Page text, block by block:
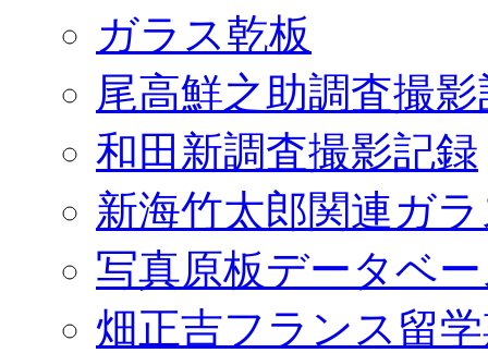
ガラス乾板
尾高鮮之助調査撮
和田新調査撮影記録
新海竹太郎関連ガ
写真原板データベ
畑正吉フランス留